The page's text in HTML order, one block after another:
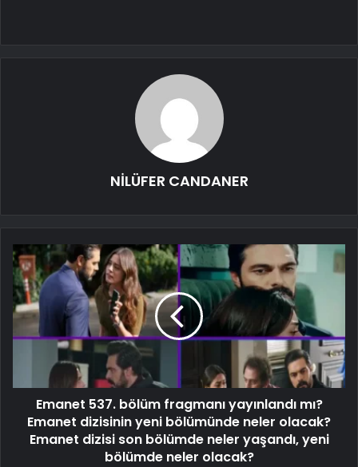
NİLÜFER CANDANER
Emanet 537. bölüm fragmanı yayınlandı mı?
Emanet dizisinin yeni bölümünde neler olacak?
Emanet dizisi son bölümde neler yaşandı, yeni
bölümde neler olacak?